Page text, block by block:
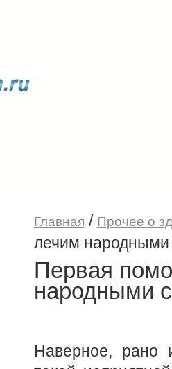
Главная / Прочее о
лечим народными
Первая
народными
Наверное, рано